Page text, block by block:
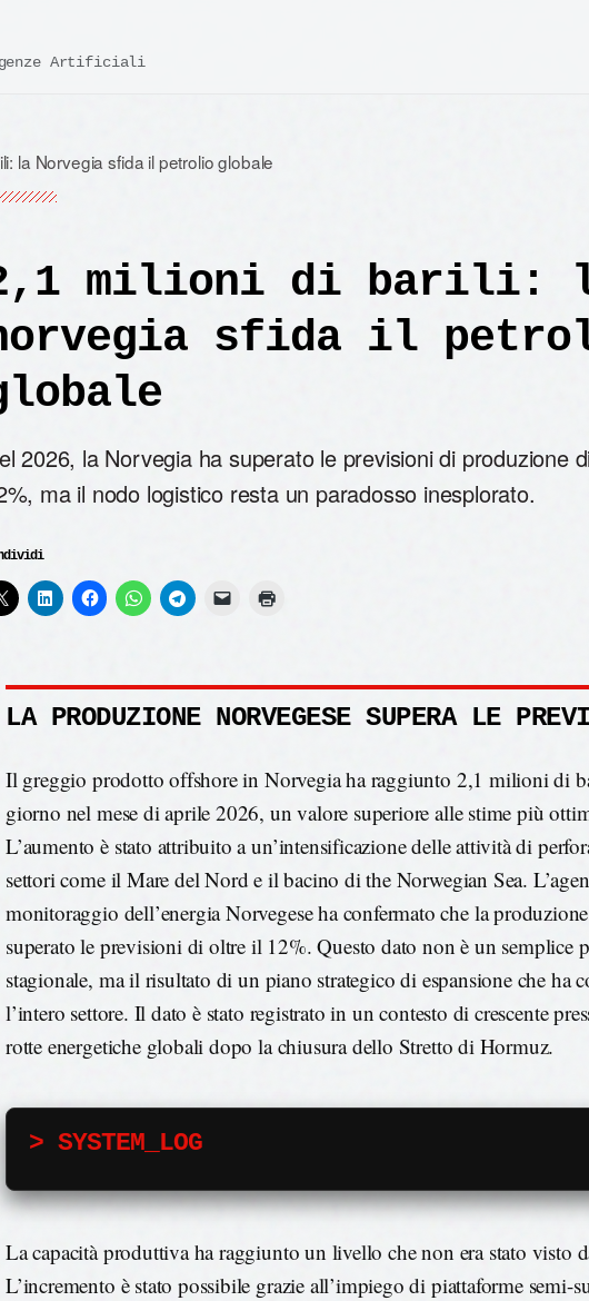
Artificiali
la Norvegia sfida il petrolio globale
milioni di barili:
sfida il
2026, la Norvegia ha superato le previsioni di produzione
ma il nodo logistico resta un paradosso inesplorato.
LA PRODUZIONE NORVEGESE SUPERA LE
Il greggio prodotto offshore in Norvegia ha raggiunto 2,1 milioni di
giorno nel mese di aprile 2026, un valore superiore alle stime più
L’aumento è stato attribuito a un’intensificazione delle attività di
settori come il Mare del Nord e il bacino di the Norwegian Sea.
monitoraggio dell’energia Norvegese ha confermato che la
superato le previsioni di oltre il 12%. Questo dato non è un semplice
stagionale, ma il risultato di un piano strategico di espansione che ha
l’intero settore. Il dato è stato registrato in un contesto di crescente
rotte energetiche globali dopo la chiusura dello Stretto di Hormuz.
> SYSTEM_LOG
La capacità produttiva ha raggiunto un livello che non era stato visto
L’incremento è stato possibile grazie all’impiego di piattaforme semi-